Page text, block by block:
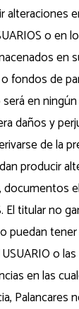
alteraciones
o en
en
fondos de
en
daños y
de la
producir
El titular no
puedan
o
en las
Palancares